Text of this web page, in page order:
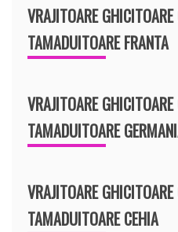
VRAJITOARE
TAMADUITOARE FRANTA
VRAJITOARE
TAMADUITOARE
VRAJITOARE
TAMADUITOARE CEHIA